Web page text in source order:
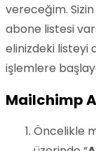
vereceğim.
abone listesi
elinizdeki listeyi
işlemlere
Mailchimp
Öncelikle